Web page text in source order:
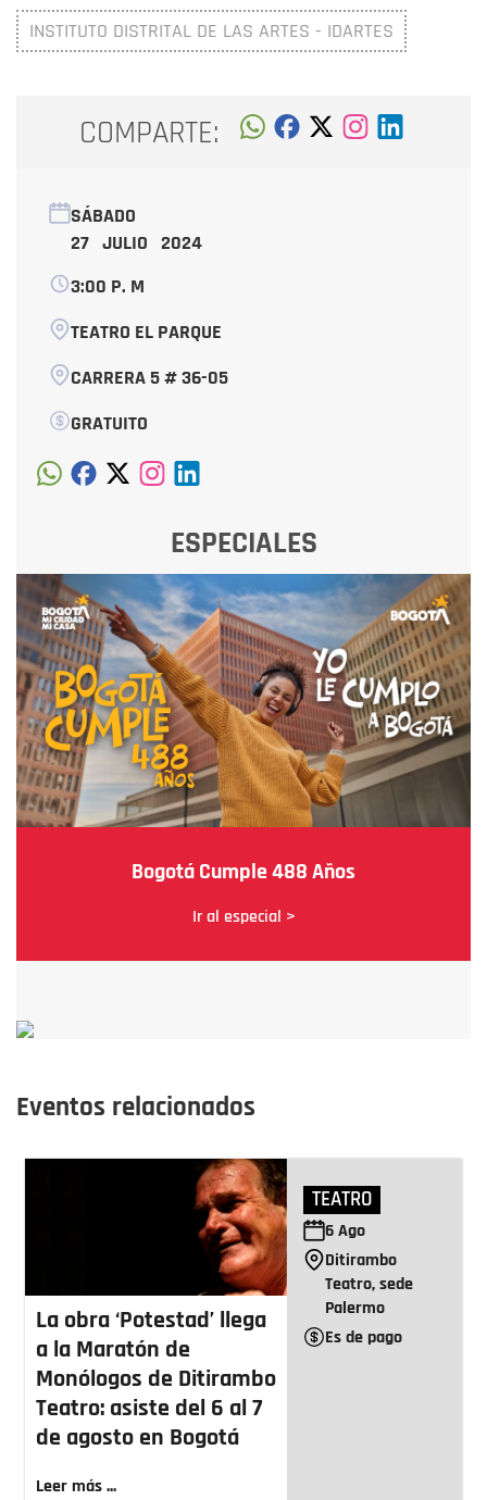
INSTITUTO DISTRITAL DE LAS ARTES - IDARTES
COMPARTE:
SÁBADO
27 JULIO 2024
3:00 P. M
TEATRO EL PARQUE
CARRERA 5 # 36-05
GRATUITO
ESPECIALES
Bogotá Cumple 488 Años
Ir al especial >
Eventos relacionados
La obra ‘Potestad’ llega
a la Maratón de
Monólogos de Ditirambo
Teatro: asiste del 6 al 7
de agosto en Bogotá
Leer más ...
TEATRO
6Ago
Ditirambo
Teatro, sede
Palermo
Es de pago